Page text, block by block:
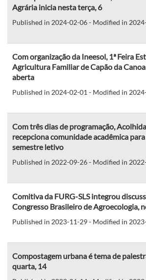
Agrária inicia nesta terça, 6
Published in 2024-02-06 - Modified in
Com organização da Ineesol, 1ª Feira
Agricultura Familiar de Capão da
aberta
Published in 2024-02-01 - Modified in
Com três dias de programação,
recepciona comunidade acadêmica
semestre letivo
Published in 2022-09-26 - Modified in
Comitiva da FURG-SLS integrou
Congresso Brasileiro de Agroecologia,
Published in 2023-11-29 - Modified in
Compostagem urbana é tema de
quarta, 14